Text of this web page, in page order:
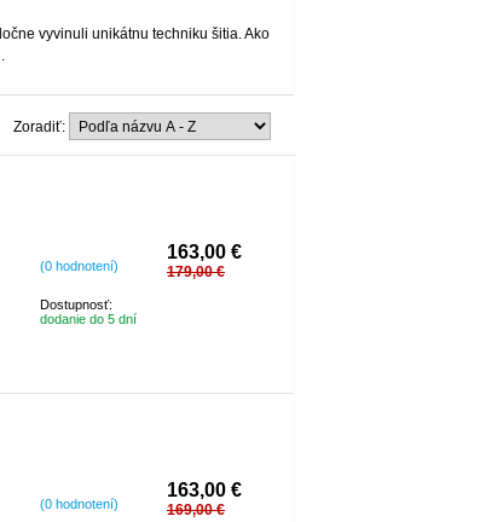
vyvinuli unikátnu techniku šitia. Ako
Zoradiť:
(0 hodnotení)
Dostupnosť:
dodanie do 5 dní
163,00 €
179,00 €
(0 hodnotení)
163,00 €
169,00 €